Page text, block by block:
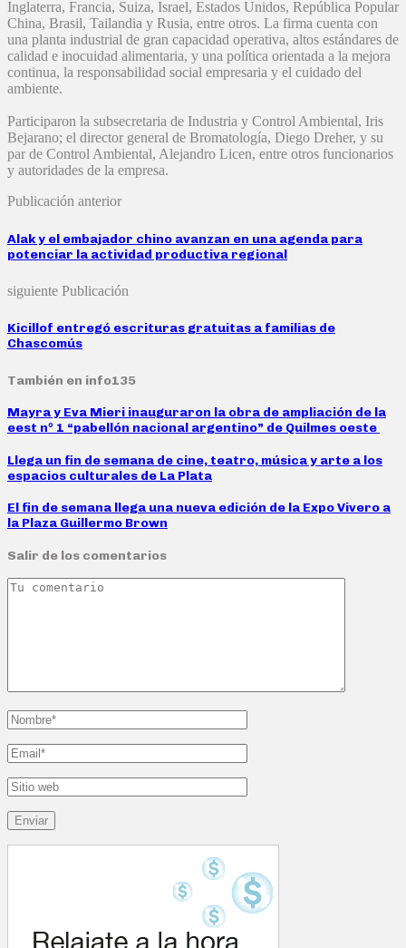
Inglaterra, Francia, Suiza, Israel, Estados Unidos, República Popular
China, Brasil, Tailandia y Rusia, entre otros. La firma cuenta con
una planta industrial de gran capacidad operativa, altos estándares de
calidad e inocuidad alimentaria, y una política orientada a la mejora
continua, la responsabilidad social empresaria y el cuidado del
ambiente.
Participaron la subsecretaria de Industria y Control Ambiental, Iris
Bejarano; el director general de Bromatología, Diego Dreher, y su
par de Control Ambiental, Alejandro Licen, entre otros funcionarios
y autoridades de la empresa.
Publicación anterior
Alak y el embajador chino avanzan en una agenda para
potenciar la actividad productiva regional
siguiente Publicación
Kicillof entregó escrituras gratuitas a familias de
Chascomús
También en info135
Mayra y Eva Mieri inauguraron la obra de ampliación de la
eest nº 1 “pabellón nacional argentino” de Quilmes oeste
Llega un fin de semana de cine, teatro, música y arte a los
espacios culturales de La Plata
El fin de semana llega una nueva edición de la Expo Vivero a
la Plaza Guillermo Brown
Salir de los comentarios